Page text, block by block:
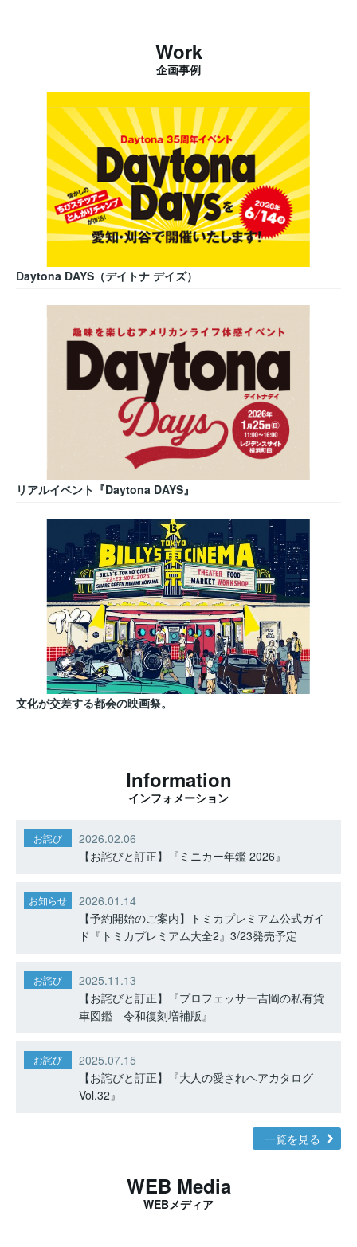
Work
企画事例
Daytona DAYS（デイトナ デイズ）
リアルイベント『Daytona DAYS』
文化が交差する都会の映画祭。
Information
インフォメーション
お詫び
2026.02.06
【お詫びと訂正】『ミニカー年鑑 2026』
お知らせ
2026.01.14
【予約開始のご案内】トミカプレミアム公式ガイ
ド『トミカプレミアム大全2』3/23発売予定
お詫び
2025.11.13
【お詫びと訂正】『プロフェッサー吉岡の私有貨
車図鑑 令和復刻増補版』
お詫び
2025.07.15
【お詫びと訂正】『大人の愛されヘアカタログ
Vol.32』
一覧を見る
WEB Media
WEBメディア